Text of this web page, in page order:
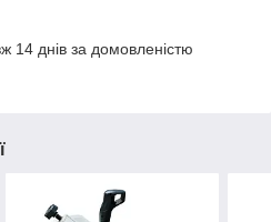
14 днів за домовленістю